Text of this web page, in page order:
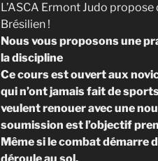
L’ASCA Ermont Judo
Brésilien !
Nous vous proposons une
la discipline
Ce cours est ouvert aux
qui n’ont jamais fait de
veulent renouer avec une
soumission est l’objectif
Même si le combat démarre